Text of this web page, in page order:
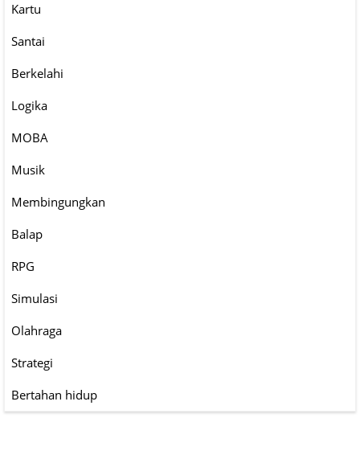
Kartu
Santai
Berkelahi
Logika
MOBA
Musik
Membingungkan
Balap
RPG
Simulasi
Olahraga
Strategi
Bertahan hidup